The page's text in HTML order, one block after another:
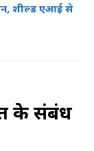
शील्ड एआई से
के संबंध